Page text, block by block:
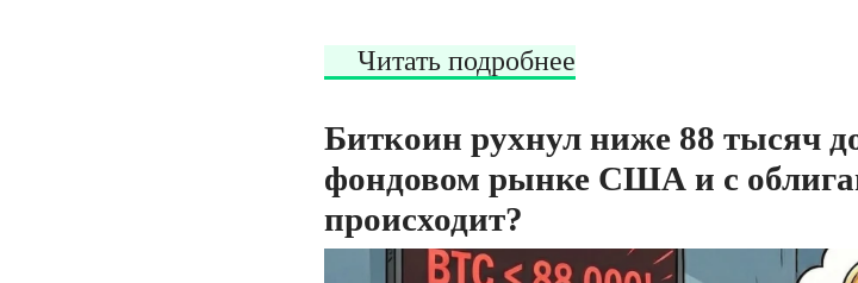
Читать подробнее
Биткоин рухнул ниже 88 тысяч
фондовом рынке США и с
происходит?